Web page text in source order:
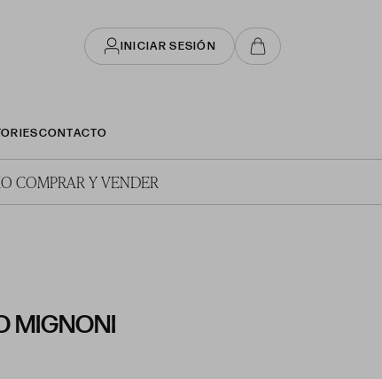
INICIAR SESIÓN
CONTACTO
COMPRAR Y VENDER
MIGNONI